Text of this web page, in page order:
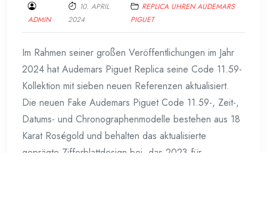
ADMIN
10. APRIL
2024
REPLICA UHREN AUDEMARS
PIGUET
Im Rahmen seiner großen Veröffentlichungen im Jahr
2024 hat Audemars Piguet Replica seine Code 11.59-
Kollektion mit sieben neuen Referenzen aktualisiert.
Die neuen Fake Audemars Piguet Code 11.59-, Zeit-,
Datums- und Chronographenmodelle bestehen aus 18
Karat Roségold und behalten das aktualisierte
geprägte Zifferblattdesign bei, das 2023 für